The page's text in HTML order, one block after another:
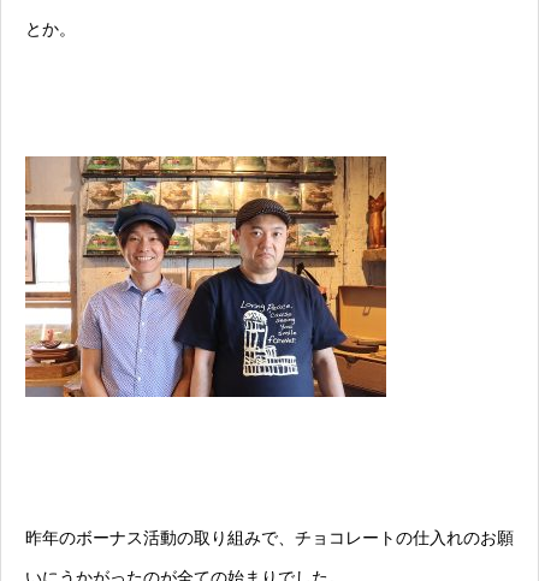
とか。
昨年のボーナス活動の取り組みで、チョコレートの仕入れのお願